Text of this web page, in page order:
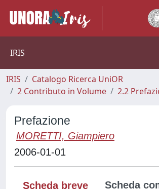
IRIS
IRIS
Catalogo Ricerca UniOR
2 Contributo in Volume
2.2
Prefazione
MORETTI, Giampiero
2006-01-01
Scheda breve
Scheda